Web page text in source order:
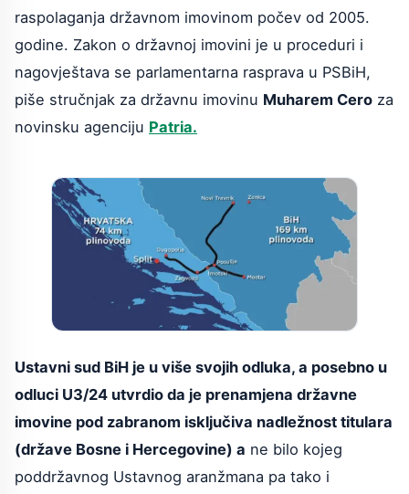
raspolaganja državnom imovinom počev od 2005.
godine. Zakon o državnoj imovini je u proceduri i
nagovještava se parlamentarna rasprava u PSBiH,
piše stručnjak za državnu imovinu Muharem Cero za
novinsku agenciju Patria.
Ustavni sud BiH je u više svojih odluka, a posebno u
odluci U3/24 utvrdio da je prenamjena državne
imovine pod zabranom isključiva nadležnost titulara
(države Bosne i Hercegovine) a ne bilo kojeg
poddržavnog Ustavnog aranžmana pa tako i